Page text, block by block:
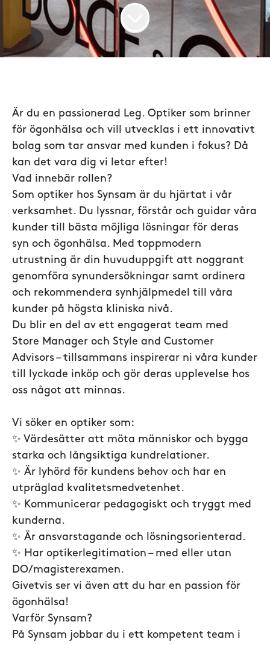
Är du en passionerad Leg. Optiker som brinner
för ögonhälsa och vill utvecklas i ett innovativt
bolag som tar ansvar med kunden i fokus? Då
kan det vara dig vi letar efter!
Vad innebär rollen?
Som optiker hos Synsam är du hjärtat i vår
verksamhet. Du lyssnar, förstår och guidar våra
kunder till bästa möjliga lösningar för deras
syn och ögonhälsa. Med toppmodern
utrustning är din huvuduppgift att noggrant
genomföra synundersökningar samt ordinera
och rekommendera synhjälpmedel till våra
kunder på högsta kliniska nivå.
Du blir en del av ett engagerat team med
Store Manager och Style and Customer
Advisors – tillsammans inspirerar ni våra kunder
till lyckade inköp och gör deras upplevelse hos
oss något att minnas.
Vi söker en optiker som:
✨ Värdesätter att möta människor och bygga
starka och långsiktiga kundrelationer.
✨ Är lyhörd för kundens behov och har en
utpräglad kvalitetsmedvetenhet.
✨ Kommunicerar pedagogiskt och tryggt med
kunderna.
✨ Är ansvarstagande och lösningsorienterad.
✨ Har optikerlegitimation – med eller utan
DO/magisterexamen.
Givetvis ser vi även att du har en passion för
ögonhälsa!
Varför Synsam?
På Synsam jobbar du i ett kompetent team i